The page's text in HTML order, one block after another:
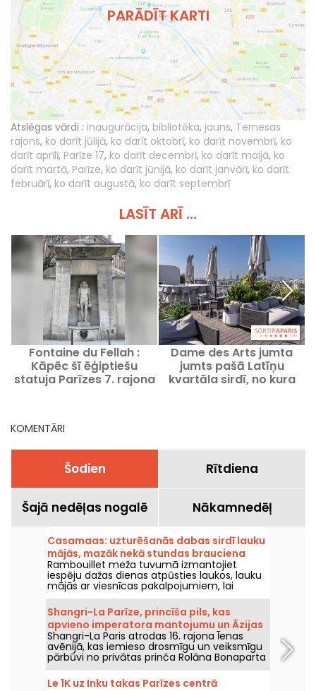
PARĀDĪT KARTI
Atslēgas vārdi : inaugurācija, bibliotēka, jauns, Ternesas
rajons, ko darīt jūlijā, ko darīt oktobrī, ko darīt novembrī, ko
darīt aprīlī, Parīze 17, ko darīt decembrī, ko darīt maijā, ko
darīt martā, Parīze, ko darīt jūnijā, ko darīt janvārī, ko darīt
februārī, ko darīt augustā, ko darīt septembrī
LASĪT ARĪ ...
Fontaine du Fellah :
Kāpēc šī ēģiptiešu
statuja Parīzes 7. rajona
Dame des Arts jumta
jumts pašā Latīņu
kvartāla sirdī, no kura
KOMENTĀRI
Šodien Rītdiena
Šajā nedēļas nogalē Nākamnedēļ
Casamaas: uzturēšanās dabas sirdī lauku
mājās, mazāk nekā stundas brauciena
attālumā no Parīzes
Rambouillet meža tuvumā izmantojiet
iespēju dažas dienas atpūsties laukos, lauku
mājās ar viesnīcas pakalpojumiem, lai
tuvotos dabai un izbaudītu miera brīžus kopā
ar saviem mīļajiem.
Shangri-La Parīze, princīša pils, kas
apvieno imperatora mantojumu un Āzijas
greznību, atrodas d'Iéna Avenue.
Shangri-La Paris atrodas 16. rajona Īenas
avēnijā, kas iemieso drosmīgu un veiksmīgu
pārbūvi no privātas prinča Rolāna Bonaparta
pils par viesnīcu, kas iekļauta vēstures
pieminekļu sarakstā, un izcilu pili.
Le 1K uz Inku takas Parīzes centrā